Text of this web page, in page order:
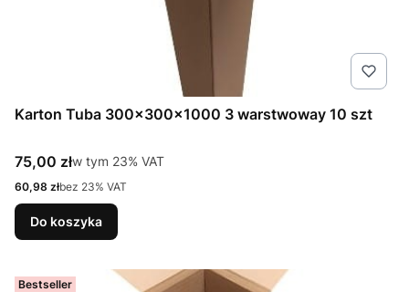
Karton Tuba 300x300x1000 3 warstwoway 10 szt
Cena brutto
75,00 złw tym %s VAT
w tym 23% VAT
Cena netto
60,98 złbez 23% VAT
Do koszyka
Bestseller